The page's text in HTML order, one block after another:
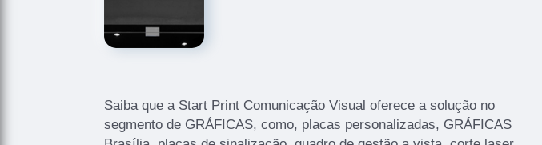
Saiba que a Start Print Comunicação Visual oferece a solução no
segmento de GRÁFICAS, como, placas personalizadas, GRÁFICAS